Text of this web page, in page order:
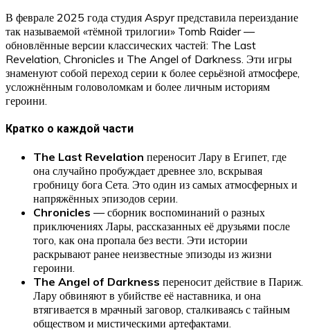
В феврале 2025 года студия Aspyr представила переиздание
так называемой «тёмной трилогии» Tomb Raider —
обновлённые версии классических частей: The Last
Revelation, Chronicles и The Angel of Darkness. Эти игры
знаменуют собой переход серии к более серьёзной атмосфере,
усложнённым головоломкам и более личным историям
героини.
Кратко о каждой части
The Last Revelation переносит Лару в Египет, где
она случайно пробуждает древнее зло, вскрывая
гробницу бога Сета. Это один из самых атмосферных и
напряжённых эпизодов серии.
Chronicles — сборник воспоминаний о разных
приключениях Лары, рассказанных её друзьями после
того, как она пропала без вести. Эти истории
раскрывают ранее неизвестные эпизоды из жизни
героини.
The Angel of Darkness переносит действие в Париж.
Лару обвиняют в убийстве её наставника, и она
втягивается в мрачный заговор, сталкиваясь с тайным
обществом и мистическими артефактами.